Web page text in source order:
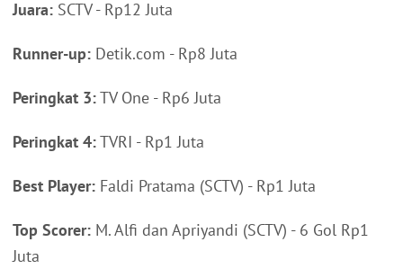
Juara: SCTV - Rp12 Juta
Runner-up: Detik.com - Rp8 Juta
Peringkat 3:TV One - Rp6 Juta
Peringkat 4:TVRI - Rp1 Juta
Best Player: Faldi Pratama (SCTV) - Rp1 Juta
Top Scorer: M. Alfi dan Apriyandi (SCTV) - 6 Gol Rp1
Juta